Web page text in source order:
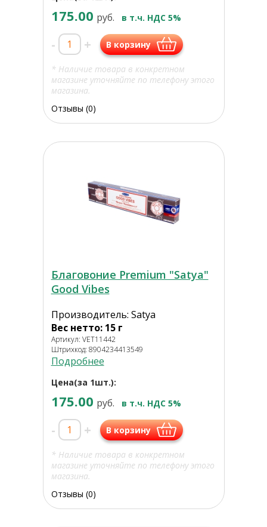
175.00 руб. в т.ч. НДС 5%
- + В корзину
* Наличие товара в конкретном
магазине уточняйте по телефону этого
магазина.
Отзывы (0)
Благовоние Premium "Satya"
Good Vibes
Производитель: Satya
Вес нетто: 15 г
Артикул: VET11442
Штрихкод: 8904234413549
Подробнее
Цена(за 1шт.):
175.00 руб. в т.ч. НДС 5%
- + В корзину
* Наличие товара в конкретном
магазине уточняйте по телефону этого
магазина.
Отзывы (0)